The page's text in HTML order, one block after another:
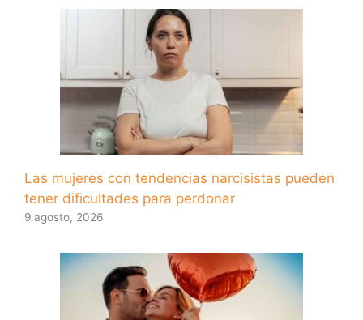
Las mujeres con tendencias narcisistas pueden
tener dificultades para perdonar
9 agosto, 2026